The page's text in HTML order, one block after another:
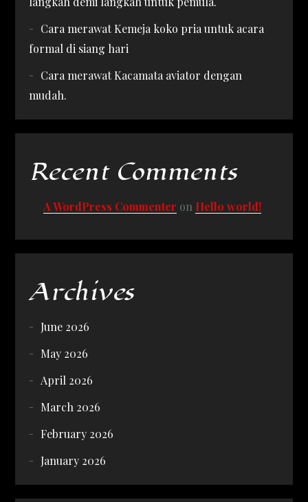
Cara merawat Kemeja koko pria untuk acara
formal di siang hari
Cara merawat Kacamata aviator dengan
mudah.
Recent Comments
A WordPress Commenter on Hello world!
Archives
June 2026
May 2026
April 2026
March 2026
February 2026
January 2026